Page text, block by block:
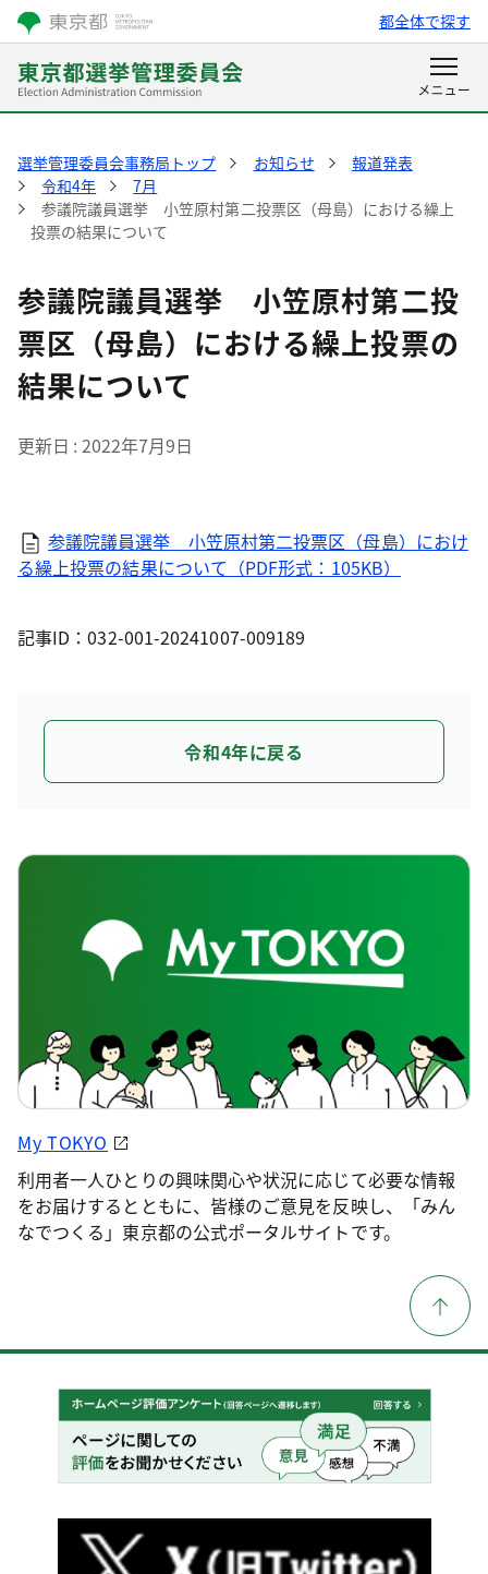
都全体で探す
選挙管理委員会事務局トップ お知らせ
報道発表
令和4年
7月
参議院議員選挙 小笠原村第二投票区（母島）における繰上
投票の結果について
参議院議員選挙 小笠原村第二投
票区（母島）における繰上投票の
結果について
更新日 2022年7月9日
参議院議員選挙 小笠原村第二投票区（母島）におけ
る繰上投票の結果について（PDF形式：105KB）
記事ID：032-001-20241007-009189
令和4年に戻る
My TOKYO
利用者一人ひとりの興味関心や状況に応じて必要な情報
をお届けするとともに、皆様のご意見を反映し、「みん
なでつくる」東京都の公式ポータルサイトです。